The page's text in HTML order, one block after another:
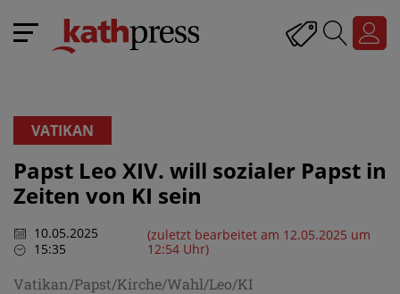
VATIKAN
Papst Leo XIV. will sozialer Papst in
Zeiten von KI sein
10.05.2025
15:35
(zuletzt bearbeitet am 12.05.2025 um
12:54 Uhr)
Vatikan/Papst/Kirche/Wahl/Leo/KI